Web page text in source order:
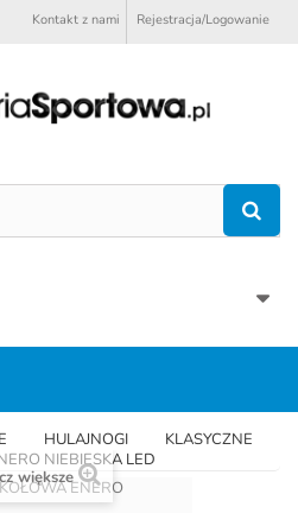
Rejestracja/Logowanie
Kontakt z nami
HULAJNOGI
KLASYCZNE
NIEBIESKA LED
większe